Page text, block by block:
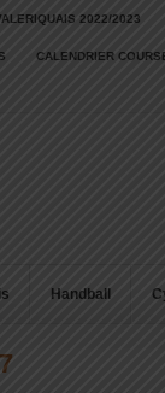
2022/2023
CALENDRIER
Handball